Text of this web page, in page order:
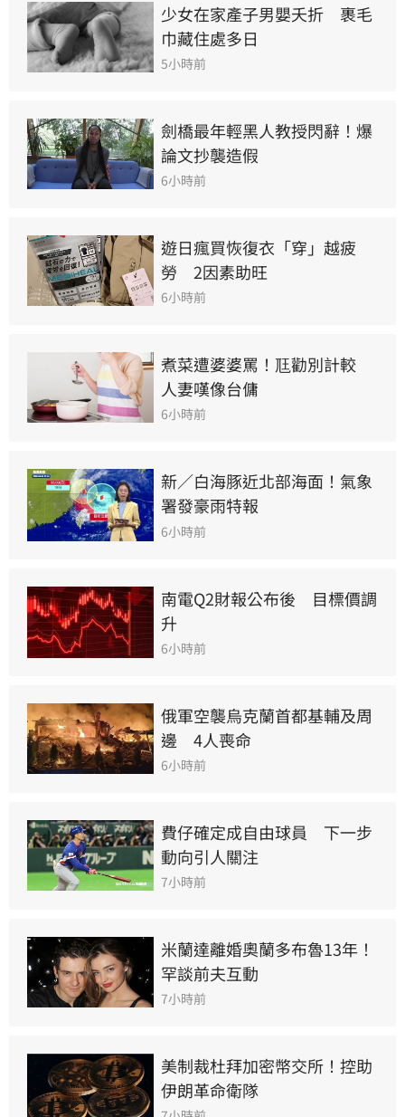
少女在家產子男嬰夭折　裹毛
巾藏住處多日
5小時前
劍橋最年輕黑人教授閃辭！爆
論文抄襲造假
6小時前
遊日瘋買恢復衣「穿」越疲
勞　2因素助旺
6小時前
煮菜遭婆婆罵！尫勸別計較
人妻嘆像台傭
6小時前
新／白海豚近北部海面！氣象
署發豪雨特報
6小時前
南電Q2財報公布後　目標價調
升
6小時前
俄軍空襲烏克蘭首都基輔及周
邊　4人喪命
6小時前
費仔確定成自由球員　下一步
動向引人關注
7小時前
米蘭達離婚奧蘭多布魯13年！
罕談前夫互動
7小時前
美制裁杜拜加密幣交所！控助
伊朗革命衛隊